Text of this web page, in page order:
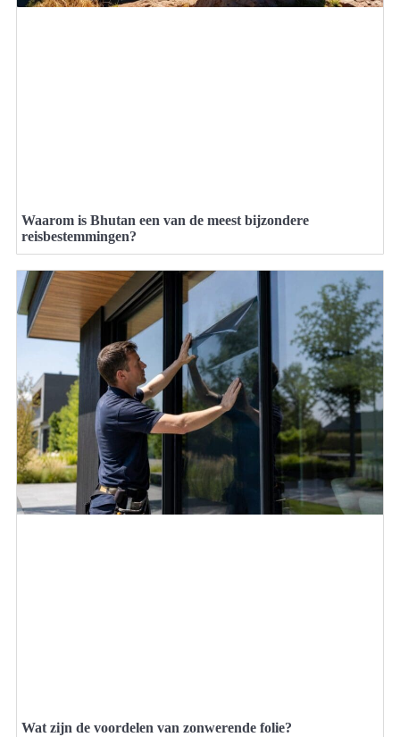
Waarom is Bhutan een van de meest bijzondere
reisbestemmingen?
Wat zijn de voordelen van zonwerende folie?